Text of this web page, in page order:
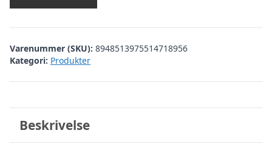
Varenummer (SKU): 8948513975514718956
Kategori: Produkter
Beskrivelse